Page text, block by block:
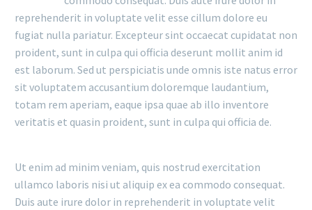
reprehenderit in voluptate velit esse cillum dolore eu
fugiat nulla pariatur. Excepteur sint occaecat cupidatat non
proident, sunt in culpa qui officia deserunt mollit anim id
est laborum. Sed ut perspiciatis unde omnis iste natus error
sit voluptatem accusantium doloremque laudantium,
totam rem aperiam, eaque ipsa quae ab illo inventore
veritatis et quasin proident, sunt in culpa qui officia de.
Ut enim ad minim veniam, quis nostrud exercitation
ullamco laboris nisi ut aliquip ex ea commodo consequat.
Duis aute irure dolor in reprehenderit in voluptate velit